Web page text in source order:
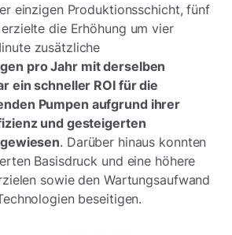
einzigen Produktionsschicht, fünf
die Erhöhung um vier
zusätzliche
pro Jahr mit derselben
ein schneller ROI für die
Pumpen aufgrund ihrer
und gesteigerten
. Darüber hinaus konnten
Basisdruck und eine höhere
sowie den Wartungsaufwand
beseitigen.